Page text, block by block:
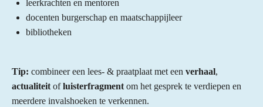
leerkrachten en mentoren
docenten burgerschap en maatschappijleer
bibliotheken
Tip: combineer een lees- & praatplaat met een verhaal,
actualiteit ofluisterfragment om het gesprek te verdiepen en
meerdere invalshoeken te verkennen.